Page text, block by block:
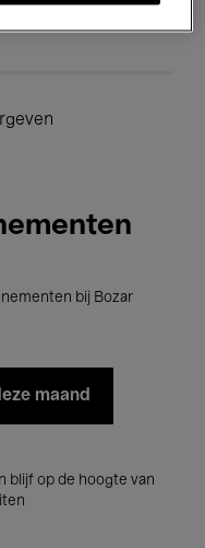
bij Bozar
maand
blijf op de hoogte van